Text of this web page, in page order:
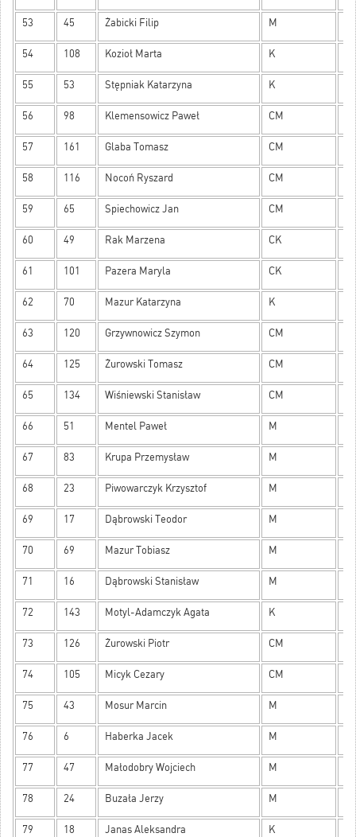
53 45 Żabicki Filip M 15
54 108 Kozioł Marta K 15
55 53 Stępniak Katarzyna K 15
56 98 Klemensowicz Paweł CM 15
57 161 Glaba Tomasz CM 15
58 116 Nocoń Ryszard CM 15
59 65 Spiechowicz Jan CM 15
60 49 Rak Marzena CK 15
61 101 Pazera Maryla CK 15
62 70 Mazur Katarzyna K 14
63 120 Grzywnowicz Szymon CM 14
64 125 Żurowski Tomasz CM 14
65 134 Wiśniewski Stanisław CM 14
66 51 Mentel Paweł M 13
67 83 Krupa Przemysław M 13
68 23 Piwowarczyk Krzysztof M 13
69 17 Dąbrowski Teodor M 12
70 69 Mazur Tobiasz M 12
71 16 Dąbrowski Stanisław M 12
72 143 Motyl-Adamczyk Agata K 12
73 126 Żurowski Piotr CM 12
74 105 Micyk Cezary CM 12
75 43 Mosur Marcin M 11
76 6 Haberka Jacek M 11
77 47 Małodobry Wojciech M 11
78 24 Buzała Jerzy M 11
79 18 Janas Aleksandra K 11